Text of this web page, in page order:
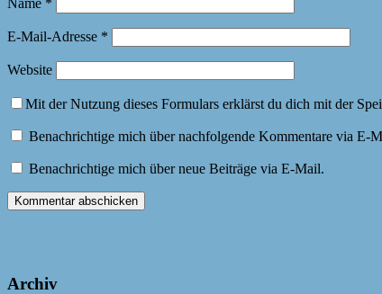
Name *
E-Mail-Adresse *
Website
Mit der Nutzung dieses Formulars erklärst du dich mit der
Benachrichtige mich über nachfolgende Kommentare via E-
Benachrichtige mich über neue Beiträge via E-Mail.
Archiv